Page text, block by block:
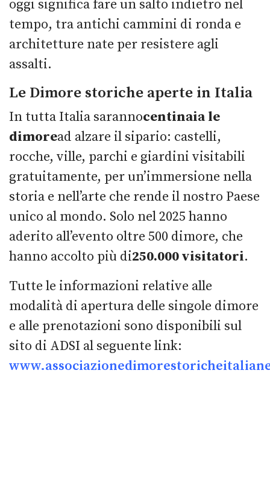
oggi significa fare un salto indietro nel
tempo, tra antichi cammini di ronda e
architetture nate per resistere agli
assalti.
Le Dimore storiche aperte in Italia
In tutta Italia sarannocentinaia le
dimoread alzare il sipario: castelli,
rocche, ville, parchi e giardini visitabili
gratuitamente, per un’immersione nella
storia e nell’arte che rende il nostro Paese
unico al mondo. Solo nel 2025 hanno
aderito all’evento oltre 500 dimore, che
hanno accolto più di250.000 visitatori.
Tutte le informazioni relative alle
modalità di apertura delle singole dimore
e alle prenotazioni sono disponibili sul
sito di ADSI al seguente link: